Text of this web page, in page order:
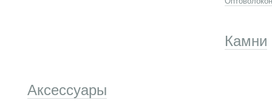
Камни
Аксессуары